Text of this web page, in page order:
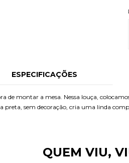
ESPECIFICAÇÕES
de montar a mesa. Nessa louça,
sem decoração, cria uma linda
QUEM VIU,